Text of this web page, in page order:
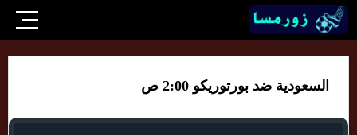
السعودية ضد بورتوريكو 2:00 ص